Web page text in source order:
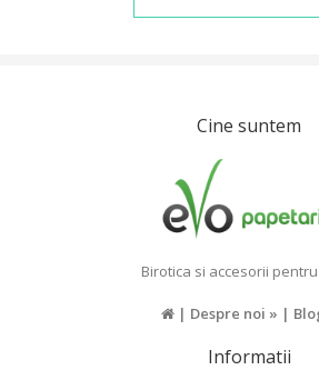
Cine suntem
Birotica si accesorii
| Despre noi » |
Informatii